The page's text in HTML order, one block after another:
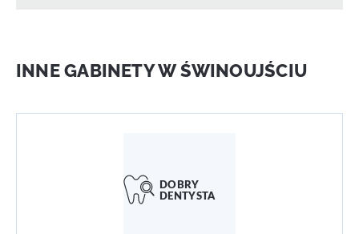
INNE GABINETY W ŚWINOUJŚCIU